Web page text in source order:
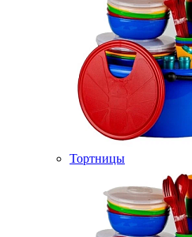
Тортницы